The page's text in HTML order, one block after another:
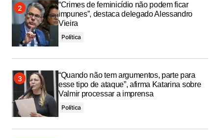
“Crimes de feminicídio não podem ficar
impunes”, destaca delegado Alessandro
Vieira
Política
“Quando não tem argumentos, parte para
esse tipo de ataque”, afirma Katarina sobre
Valmir processar a imprensa
Política